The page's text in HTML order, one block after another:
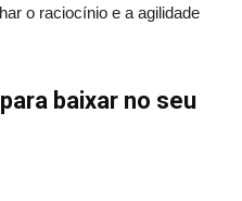
o raciocínio e a agilidade
baixar no seu